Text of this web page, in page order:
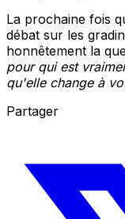
La prochaine fois
débat sur les
honnêtement la
pour qui est
qu'elle change à
Partager